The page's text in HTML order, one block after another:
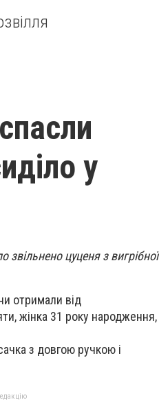
у
цуценя з вигрібної
отримали від
жінка 31 року народження,
з довгою ручкою і